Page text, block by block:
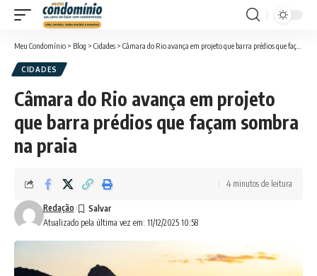
Meu Condomínio > Blog > Cidades > Câmara do Rio avança em projeto que barra prédios que façam sombra na praia
CIDADES
Câmara do Rio avança em projeto
que barra prédios que façam sombra
na praia
Atualizado pela última vez em: 11/12/2025 10:58
Redação
4 minutos de leitura